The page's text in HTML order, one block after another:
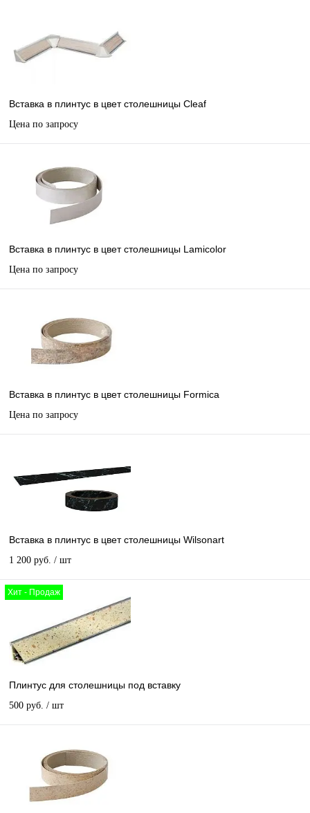
Вставка в плинтус в цвет столешницы Cleaf
Цена по запросу
Вставка в плинтус в цвет столешницы Lamicolor
Цена по запросу
Вставка в плинтус в цвет столешницы Formica
Цена по запросу
Вставка в плинтус в цвет столешницы Wilsonart
1 200 руб. / шт
Хит - Продаж
Плинтус для столешницы под вставку
500 руб. / шт